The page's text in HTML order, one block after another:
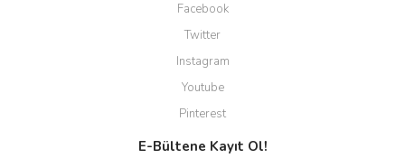
Facebook
Twitter
Instagram
Youtube
Pinterest
E-Bültene Kayıt Ol!